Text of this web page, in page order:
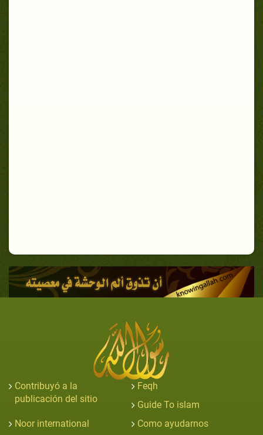
Contribuyó a la
publicación del sitio
Feqh
Guide To islam
Noor international
Como ayudarnos